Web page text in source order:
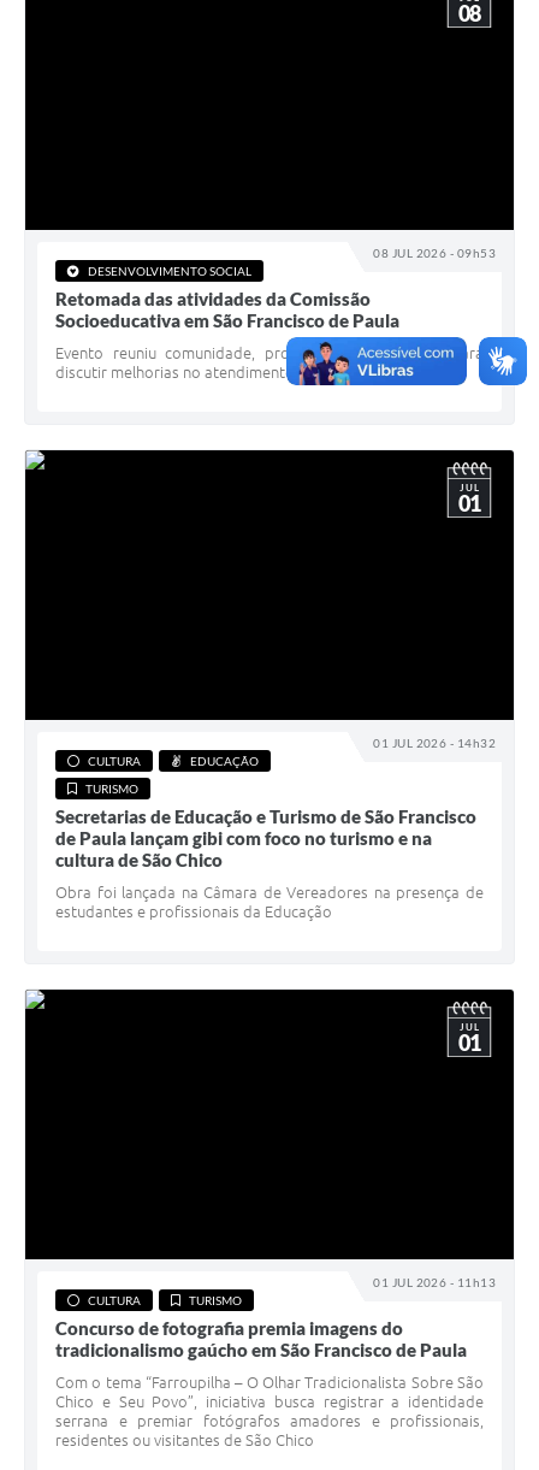
08 JUL 2026 - 09h53
08
DESENVOLVIMENTO SOCIAL
Retomada das atividades da Comissão
Socioeducativa em São Francisco de Paula
Evento reuniu comunidade, profissionais e gestores para
discutir melhorias no atendimento socioeducativo
01 JUL 2026 - 14h32
JUL
01
CULTURA
EDUCAÇÃO
TURISMO
Secretarias de Educação e Turismo de São Francisco
de Paula lançam gibi com foco no turismo e na
cultura de São Chico
Obra foi lançada na Câmara de Vereadores na presença de
estudantes e profissionais da Educação
01 JUL 2026 - 11h13
JUL
01
CULTURA TURISMO
Concurso de fotografia premia imagens do
tradicionalismo gaúcho em São Francisco de Paula
Com o tema “Farroupilha – O Olhar Tradicionalista Sobre São
Chico e Seu Povo”, iniciativa busca registrar a identidade
serrana e premiar fotógrafos amadores e profissionais,
residentes ou visitantes de São Chico